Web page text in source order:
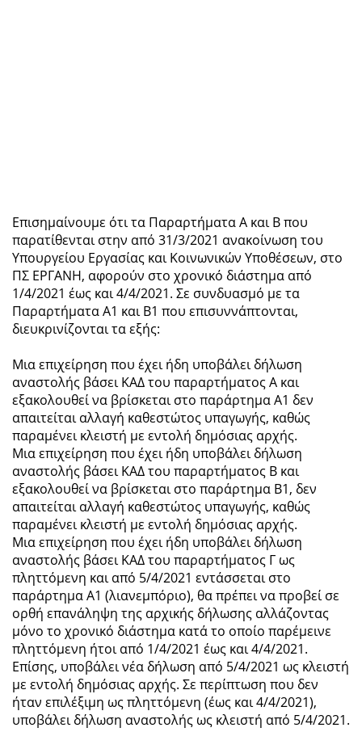
Επισημαίνουμε ότι τα Παραρτήματα Α και Β που
παρατίθενται στην από 31/3/2021 ανακοίνωση του
Υπουργείου Εργασίας και Κοινωνικών Υποθέσεων, στο
ΠΣ ΕΡΓΑΝΗ, αφορούν στο χρονικό διάστημα από
1/4/2021 έως και 4/4/2021. Σε συνδυασμό με τα
Παραρτήματα Α1 και Β1 που επισυννάπτονται,
διευκρινίζονται τα εξής:
Μια επιχείρηση που έχει ήδη υποβάλει δήλωση
αναστολής βάσει ΚΑΔ του παραρτήματος Α και
εξακολουθεί να βρίσκεται στο παράρτημα Α1 δεν
απαιτείται αλλαγή καθεστώτος υπαγωγής, καθώς
παραμένει κλειστή με εντολή δημόσιας αρχής.
Μια επιχείρηση που έχει ήδη υποβάλει δήλωση
αναστολής βάσει ΚΑΔ του παραρτήματος Β και
εξακολουθεί να βρίσκεται στο παράρτημα Β1, δεν
απαιτείται αλλαγή καθεστώτος υπαγωγής, καθώς
παραμένει κλειστή με εντολή δημόσιας αρχής.
Μια επιχείρηση που έχει ήδη υποβάλει δήλωση
αναστολής βάσει ΚΑΔ του παραρτήματος Γ ως
πληττόμενη και από 5/4/2021 εντάσσεται στο
παράρτημα Α1 (λιανεμπόριο), θα πρέπει να προβεί σε
ορθή επανάληψη της αρχικής δήλωσης αλλάζοντας
μόνο το χρονικό διάστημα κατά το οποίο παρέμεινε
πληττόμενη ήτοι από 1/4/2021 έως και 4/4/2021.
Επίσης, υποβάλει νέα δήλωση από 5/4/2021 ως κλειστή
με εντολή δημόσιας αρχής. Σε περίπτωση που δεν
ήταν επιλέξιμη ως πληττόμενη (έως και 4/4/2021),
υποβάλει δήλωση αναστολής ως κλειστή από 5/4/2021.